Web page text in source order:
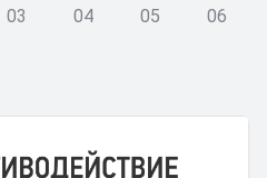
03 04 05 06